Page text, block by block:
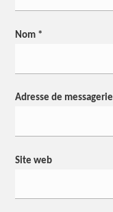
Nom *
Adresse de messagerie
Site web